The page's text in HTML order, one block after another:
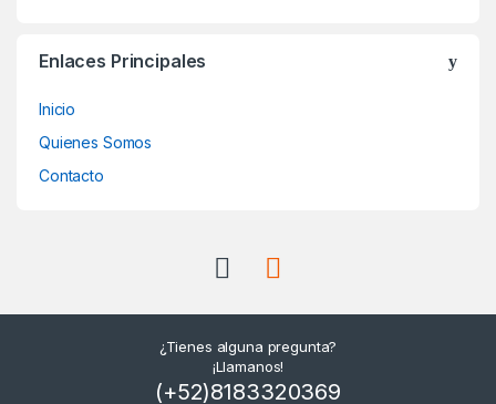
Enlaces Principales
Inicio
Quienes Somos
Contacto
¿Tienes alguna pregunta?
¡Llamanos!
(+52)8183320369